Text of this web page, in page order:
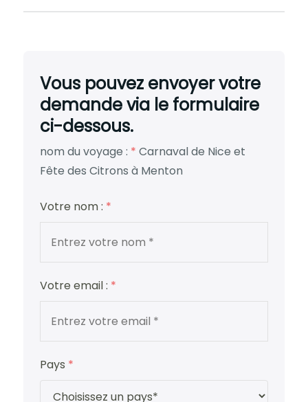
Vous pouvez envoyer votre
demande via le formulaire
ci-dessous.
nom du voyage : * Carnaval de Nice et
Fête des Citrons à Menton
Votre nom : *
Votre email : *
Pays *